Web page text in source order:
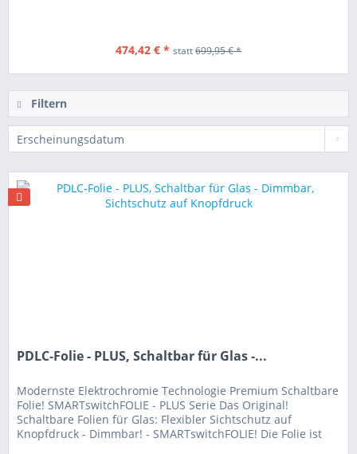
474,42 € * statt699,95 € *
Filtern
PDLC-Folie - PLUS, Schaltbar für Glas -...
Modernste Elektrochromie Technologie Premium Schaltbare
Folie! SMARTswitchFOLIE - PLUS Serie Das Original!
Schaltbare Folien für Glas: Flexibler Sichtschutz auf
Knopfdruck - Dimmbar! - SMARTswitchFOLIE! Die Folie ist